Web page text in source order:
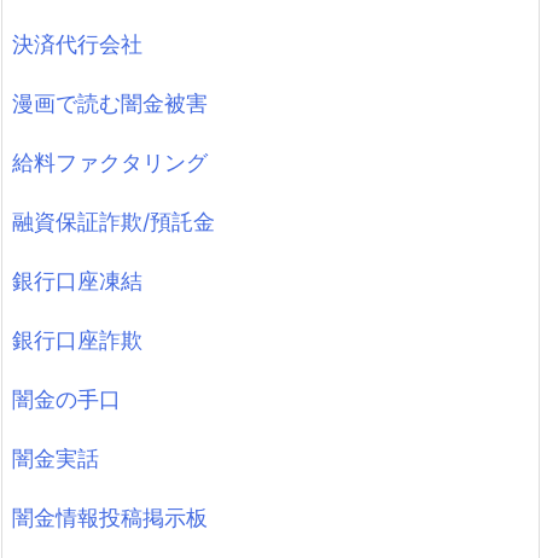
決済代行会社
漫画で読む闇金被害
給料ファクタリング
融資保証詐欺/預託金
銀行口座凍結
銀行口座詐欺
闇金の手口
闇金実話
闇金情報投稿掲示板